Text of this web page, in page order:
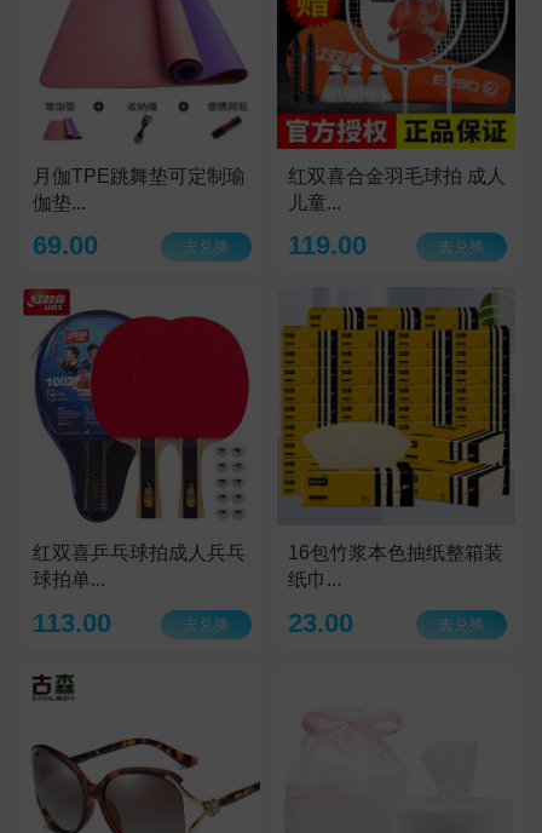
月伽TPE跳舞垫可定制瑜
伽垫...
69.00 去兑换
红双喜合金羽毛球拍 成人
儿童...
119.00 去兑换
红双喜乒乓球拍成人兵乓
球拍单...
113.00 去兑换
16包竹浆本色抽纸整箱装
纸巾...
23.00 去兑换